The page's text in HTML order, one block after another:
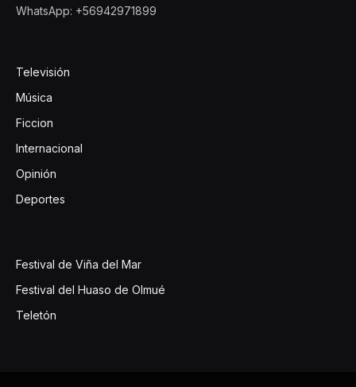
WhatsApp: +56942971899
Televisión
Música
Ficcion
Internacional
Opinión
Deportes
Festival de Viña del Mar
Festival del Huaso de Olmué
Teletón